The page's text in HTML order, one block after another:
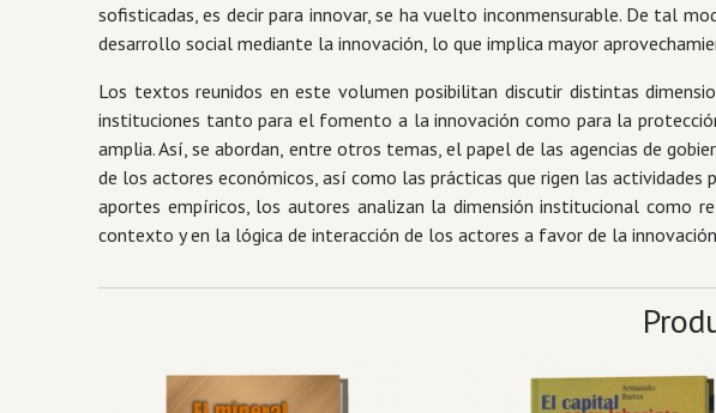
sofisticadas, es decir para innovar, se ha vuelto inconmensurable. De tal
desarrollo social mediante la innovación, lo que implica mayor
Los textos reunidos en este volumen posibilitan discutir distintas
instituciones tanto para el fomento a la innovación como para la
amplia. Así, se abordan, entre otros temas, el papel de las agencias de
de los actores económicos, así como las prácticas que rigen las
aportes empíricos, los autores analizan la dimensión institucional como
contexto y en la lógica de interacción de los actores a favor de la